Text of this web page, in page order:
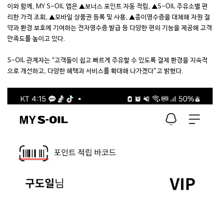
이와 함께, MY S-OIL 앱은 ▲보너스 포인트 자동 적립, ▲S-OIL 주유소별 편
리한 가격 조회, ▲모바일 상품권 등록 및 사용, ▲종이영수증을 대체해 자원 절
약과 환경 보호에 기여하는 전자영수증 발급 등 다양한 편의 기능을 제공해 고객
만족도를 높이고 있다.
S-OIL 관계자는 “고객들이 쉽고 빠르게 주유할 수 있도록 결제 환경을 지속적
으로 개선하고, 다양한 혜택과 서비스를 확대해 나가겠다”고 밝혔다.